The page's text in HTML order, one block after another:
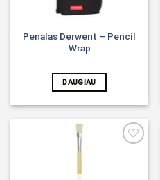
Penalas Derwent – Pencil
Wrap
DAUGIAU